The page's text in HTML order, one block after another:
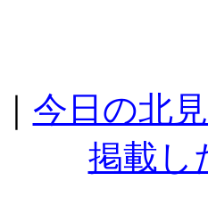
今日の北
掲載し